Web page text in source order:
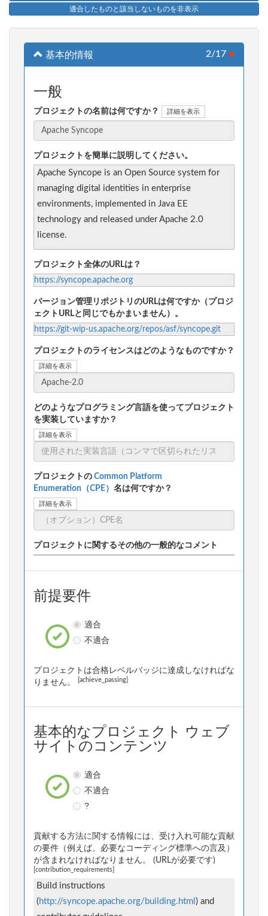
適合したものと該当しないものを非表示
基本的情報 2/17 ●
一般
プロジェクトの名前は何ですか？ 詳細を表示
プロジェクトを簡単に説明してください。
Apache Syncope is an Open Source system for
managing digital identities in enterprise
environments, implemented in Java EE
technology and released under Apache 2.0
license.
プロジェクト全体のURLは？
https://syncope.apache.org
バージョン管理リポジトリのURLは何ですか（プロジ
ェクトURLと同じでもかまいません）。
https://git-wip-us.apache.org/repos/asf/syncope.git
プロジェクトのライセンスはどのようなものですか？
詳細を表示
どのようなプログラミング言語を使ってプロジェクト
を実装していますか？
詳細を表示
プロジェクトの Common Platform
Enumeration（CPE） 名は何ですか？
詳細を表示
プロジェクトに関するその他の一般的なコメント
前提要件
適合
不適合
プロジェクトは合格レベルバッジに達成しなければな
りません。
[achieve_passing]
基本的なプロジェクト ウェブ
サイトのコンテンツ
適合
不適合
?
貢献する方法に関する情報には、受け入れ可能な貢献
の要件（例えば、必要なコーディング標準への言及）
が含まれなければなりません。 (URLが必要です)
[contribution_requirements]
Build instructions
( http://syncope.apache.org/building.html ) and